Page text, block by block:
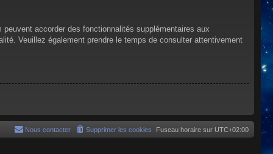
accorder des fonctionnalités supplémentaires aux
Veuillez également prendre le temps de consulter attentivement
Fuseau horaire sur UTC+02:00
Supprimer les cookies
Nous contacter